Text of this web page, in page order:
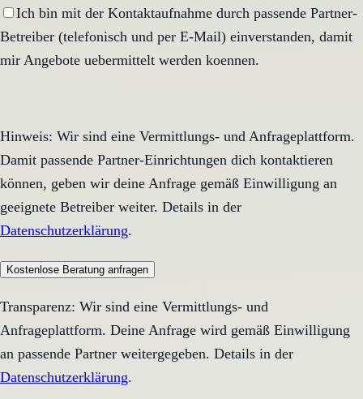
Ich bin mit der Kontaktaufnahme durch passende Partner-
Betreiber (telefonisch und per E-Mail) einverstanden, damit
mir Angebote uebermittelt werden koennen.
Hinweis: Wir sind eine Vermittlungs- und Anfrageplattform.
Damit passende Partner-Einrichtungen dich kontaktieren
können, geben wir deine Anfrage gemäß Einwilligung an
geeignete Betreiber weiter. Details in der
Datenschutzerklärung.
Kostenlose Beratung anfragen
Transparenz: Wir sind eine Vermittlungs- und
Anfrageplattform. Deine Anfrage wird gemäß Einwilligung
an passende Partner weitergegeben. Details in der
Datenschutzerklärung.